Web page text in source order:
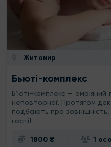
Житомир
Бьюті-комплекс
Б'юті-комплекс — омріяний
неповторної. Протягом
подбають про
гості!
1800 ₴ 1